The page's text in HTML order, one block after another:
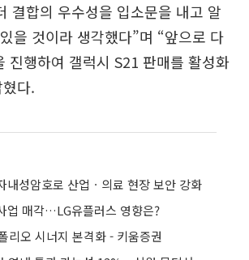
결합의 우수성을 입소문을 내고 알
을 것이라 생각했다”며 “앞으로 다
진행하여 갤럭시 S21 판매를 활성화
다.
내성암호로 산업ㆍ의료 현장 보안 강화
업 매각…LG유플러스 영향은?
리오 시너지 본격화 - 키움증권